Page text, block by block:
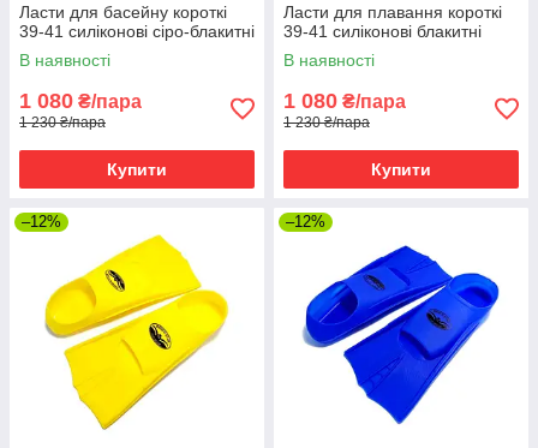
Ласти для басейну короткі
39-41 силіконові сіро-блакитні
В наявності
1 080 ₴/пара
1 230 ₴/пара
Купити
Ласти для плавання короткі
39-41 силіконові блакитні
В наявності
1 080 ₴/пара
1 230 ₴/пара
Купити
–12% –12%